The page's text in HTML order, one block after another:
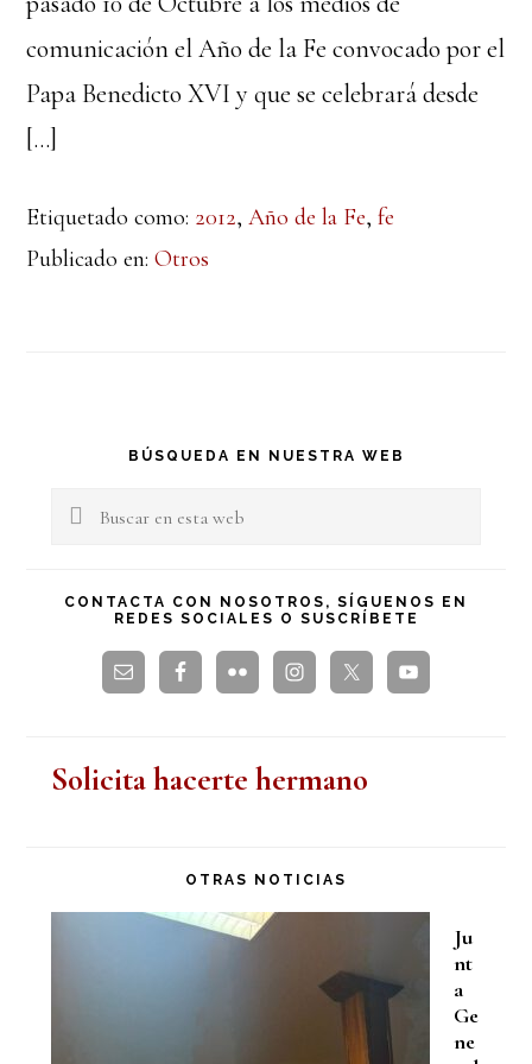
comunicación el Año de la Fe convocado por el
Papa Benedicto XVI y que se celebrará desde
[…]
Etiquetado como: 2012,Año de la Fe,fe
Publicado en:Otros
Barra
lateral
BÚSQUEDA EN NUESTRA WEB
Buscar
esta
CONTACTA CON NOSOTROS, SÍGUENOS EN
REDES SOCIALES O SUSCRÍBETE
Solicita hacerte hermano
OTRAS NOTICIAS
Ju
nt
a
Ge
ne